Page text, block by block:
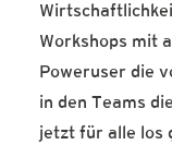
Workshops mit
Poweruser die
in den Teams
jetzt für alle los